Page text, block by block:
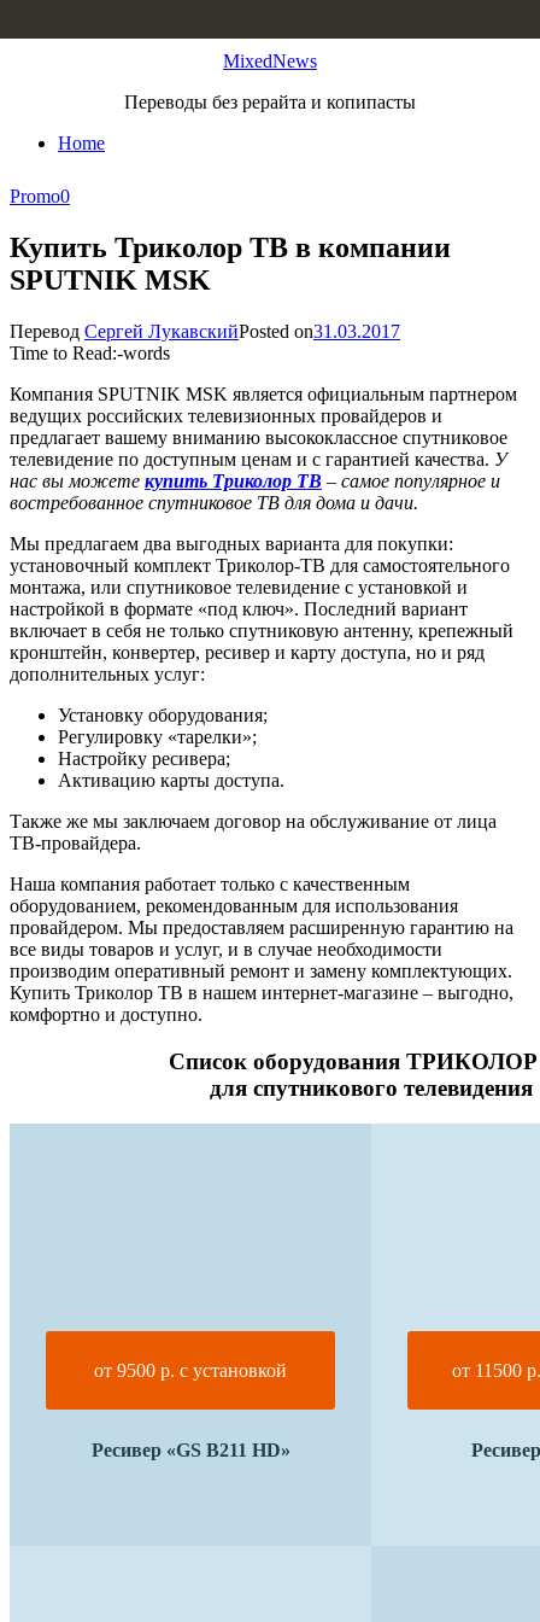
MixedNews
Переводы без рерайта и копипасты
Home
Promo0
Купить Триколор ТВ в компании
SPUTNIK MSK
Перевод Сергей ЛукавскийPosted on31.03.2017
Time to Read:-words
Компания SPUTNIK MSK является официальным партнером
ведущих российских телевизионных провайдеров и
предлагает вашему вниманию высококлассное спутниковое
телевидение по доступным ценам и с гарантией качества. У
нас вы можете купить Триколор ТВ – самое популярное и
востребованное спутниковое ТВ для дома и дачи.
Мы предлагаем два выгодных варианта для покупки:
установочный комплект Триколор-ТВ для самостоятельного
монтажа, или спутниковое телевидение с установкой и
настройкой в формате «под ключ». Последний вариант
включает в себя не только спутниковую антенну, крепежный
кронштейн, конвертер, ресивер и карту доступа, но и ряд
дополнительных услуг:
Установку оборудования;
Регулировку «тарелки»;
Настройку ресивера;
Активацию карты доступа.
Также же мы заключаем договор на обслуживание от лица
ТВ-провайдера.
Наша компания работает только с качественным
оборудованием, рекомендованным для использования
провайдером. Мы предоставляем расширенную гарантию на
все виды товаров и услуг, и в случае необходимости
производим оперативный ремонт и замену комплектующих.
Купить Триколор ТВ в нашем интернет-магазине – выгодно,
комфортно и доступно.
Список оборудования
для спутникового телевидения
от 9500 р. с установкой
Ресивер «GS B211 HD»
от 11500